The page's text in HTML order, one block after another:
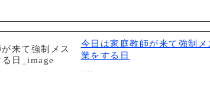
今日は家庭教師が来て強制
業をする日
…..